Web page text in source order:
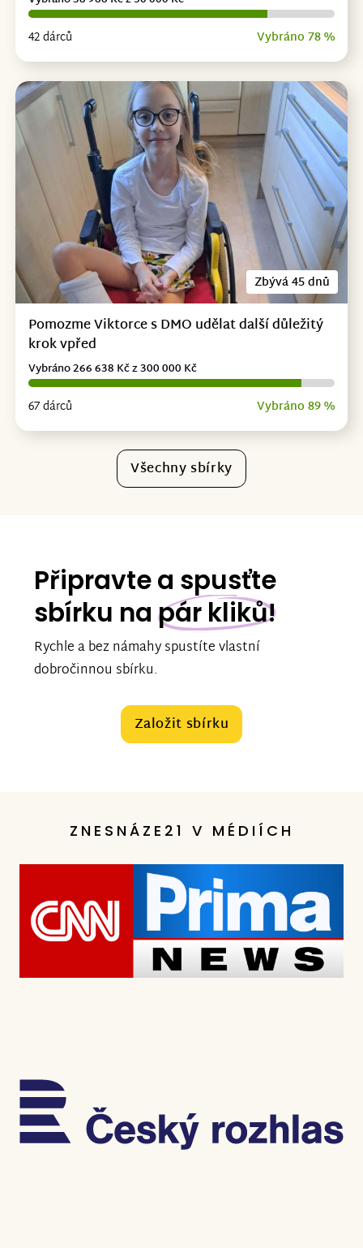
42 dárců Vybráno 78 %
Zbývá 45 dnů
Pomozme Viktorce s DMO udělat další důležitý
krok vpřed
67 dárců Vybráno 89 %
Vybráno 266 638 Kč z 300 000 Kč
Všechny sbírky
Připravte a spusťte
sbírku na pár kliků!
Rychle a bez námahy spustíte vlastní
dobročinnou sbírku.
Založit sbírku
ZNESNÁZE21 V MÉDIÍCH